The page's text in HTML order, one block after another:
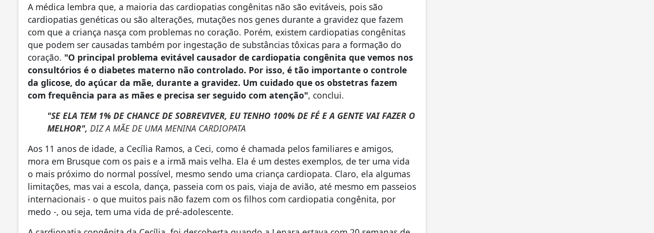
A médica lembra que, a maioria das cardiopatias congênitas não são evitáveis, pois são
cardiopatias genéticas ou são alterações, mutações nos genes durante a gravidez que fazem
com que a criança nasça com problemas no coração. Porém, existem cardiopatias congênitas
que podem ser causadas também por ingestação de substâncias tôxicas para a formação do
coração. "O principal problema evitável causador de cardiopatia congênita que vemos nos
consultórios é o diabetes materno não controlado. Por isso, é tão importante o controle
da glicose, do açúcar da mãe, durante a gravidez. Um cuidado que os obstetras fazem
com frequência para as mães e precisa ser seguido com atenção", conclui.
"SE ELA TEM 1% DE CHANCE DE SOBREVIVER, EU TENHO 100% DE FÉ E A GENTE VAI FAZER O
MELHOR", DIZ A MÃE DE UMA MENINA CARDIOPATA
Aos 11 anos de idade, a Cecília Ramos, a Ceci, como é chamada pelos familiares e amigos,
mora em Brusque com os pais e a irmã mais velha. Ela é um destes exemplos, de ter uma vida
o mais próximo do normal possível, mesmo sendo uma criança cardiopata. Claro, ela algumas
limitações, mas vai a escola, dança, passeia com os pais, viaja de avião, até mesmo em passeios
internacionais - o que muitos pais não fazem com os filhos com cardiopatia congênita, por
medo -, ou seja, tem uma vida de pré-adolescente.